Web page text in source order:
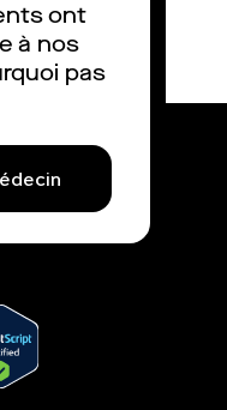
ont
à nos
pas